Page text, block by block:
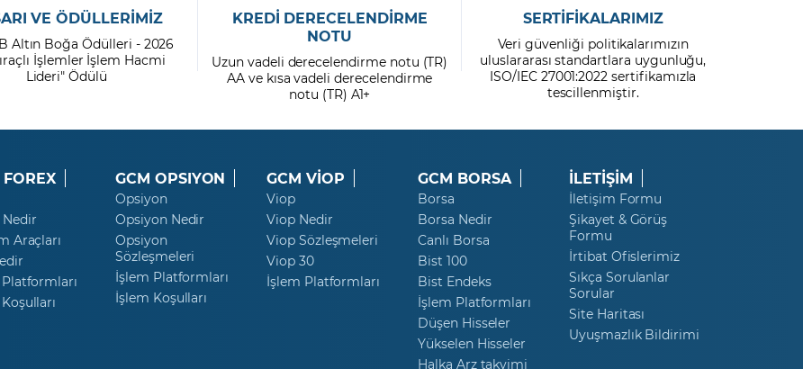
VE ÖDÜLLERİMİZ
Altın Boğa Ödülleri - 2026
İşlemler İşlem Hacmi
Lideri" Ödülü
KREDİ DERECELENDİRME
NOTU
Uzun vadeli derecelendirme notu (TR)
AA ve kısa vadeli derecelendirme
notu (TR) A1+
SERTİFİKALARIMIZ
Veri güvenliği politikalarımızın
uluslararası standartlara uygunluğu,
ISO/IEC 27001:2022 sertifikamızla
tescillenmiştir.
Nedir
Araçları
GCM OPSIYON
Opsiyon
Opsiyon Nedir
Opsiyon
Sözleşmeleri
İşlem Platformları
İşlem Koşulları
GCM VİOP
Viop
Viop Nedir
Viop Sözleşmeleri
Viop 30
İşlem Platformları
GCM BORSA
Borsa
Borsa Nedir
Canlı Borsa
Bist 100
Bist Endeks
İşlem Platformları
Düşen Hisseler
Yükselen Hisseler
Halka Arz takvimi
İLETİŞİM
İletişim Formu
Şikayet & Görüş
Formu
İrtibat Ofislerimiz
Sıkça Sorulanlar
Sorular
Site Haritası
Uyuşmazlık Bildirimi